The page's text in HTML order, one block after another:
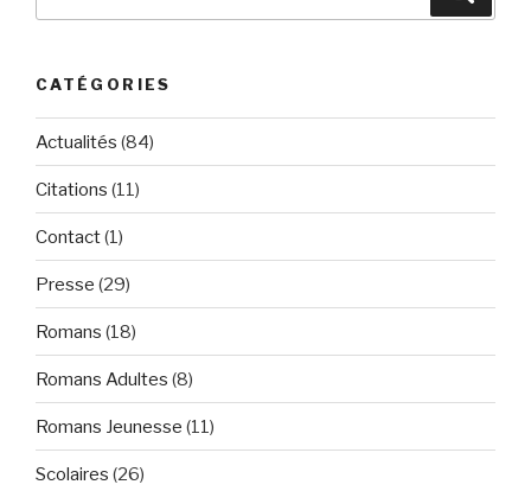
CATÉGORIES
Actualités (84)
Citations (11)
Contact(1)
Presse (29)
Romans (18)
Romans Adultes (8)
Romans Jeunesse (11)
Scolaires (26)